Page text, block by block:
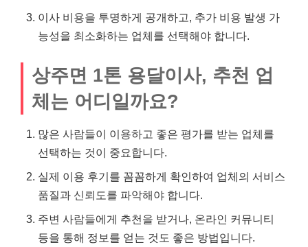
이사 비용을 투명하게 공개하고, 추가 비용 발생 가
능성을 최소화하는 업체를 선택해야 합니다.
상주면 1톤 용달이사, 추천 업
체는 어디일까요?
많은 사람들이 이용하고 좋은 평가를 받는 업체를
선택하는 것이 중요합니다.
실제 이용 후기를 꼼꼼하게 확인하여 업체의 서비스
품질과 신뢰도를 파악해야 합니다.
주변 사람들에게 추천을 받거나, 온라인 커뮤니티
등을 통해 정보를 얻는 것도 좋은 방법입니다.